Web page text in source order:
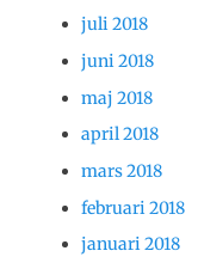
juli 2018
juni 2018
maj 2018
april 2018
mars 2018
februari 2018
januari 2018